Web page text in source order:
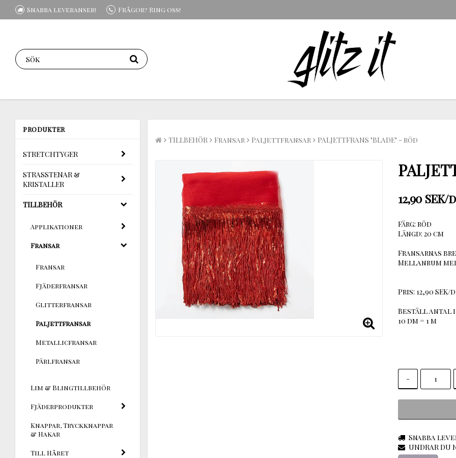
Snabba leveranser! Frågor? Ring oss!
PRODUKTER
STRETCHTYGER
STRASSTENAR &
KRISTALLER
TILLBEHÖR
Applikationer
Fransar
Fransar
Fjäderfransar
Glitterfransar
Paljettfransar
Metallicfransar
Pärlfransar
Lim & Blingtillbehör
Fjäderprodukter
Knappar, Tryckknappar
& Hakar
Till Håret
TILLBEHÖR Fransar Paljettfransar PALJETTFRANS "BLADE" - röd
12,90 SEK/
Färg: röd
Längd: 20 cm
Fransarnas
Mellanrum
Pris: 12,90 SEK/
Beställ antal i
10 dm = 1 m
-
Snabba
UNDRAR